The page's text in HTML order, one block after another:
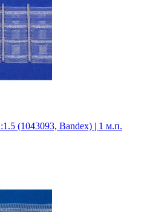
(1043093, Bandex) | 1 м.п.